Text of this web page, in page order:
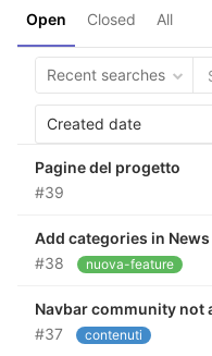
Open Closed All
Recent searches
Created date
Pagine del progetto
#39
Add categories in News
#38
nuova-feature
Navbar community not
#37
contenuti